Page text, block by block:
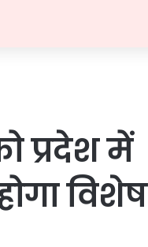
प्रदेश में
विशेष